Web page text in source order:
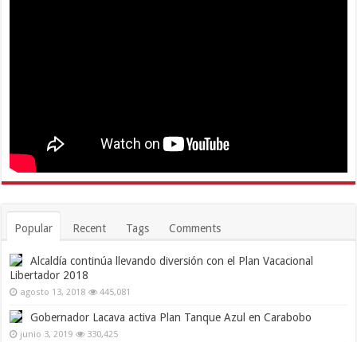
Popular Recent Tags Comments
Alcaldía continúa llevando diversión con el Plan Vacacional
Libertador 2018
agosto 13, 2018 445,081
Gobernador Lacava activa Plan Tanque Azul en Carabobo
junio 3, 2019 330,425